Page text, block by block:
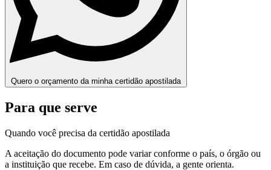
Quero o orçamento da minha certidão apostilada
Para que serve
Quando você precisa da certidão apostilada
A aceitação do documento pode variar conforme o país, o órgão ou
a instituição que recebe. Em caso de dúvida, a gente orienta.